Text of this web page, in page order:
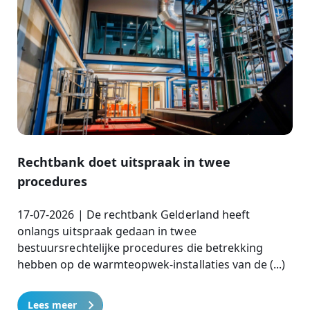
Rechtbank doet uitspraak in twee
procedures
17-07-2026 | De rechtbank Gelderland heeft
onlangs uitspraak gedaan in twee
bestuursrechtelijke procedures die betrekking
hebben op de warmteopwek-installaties van de (...)
Lees meer